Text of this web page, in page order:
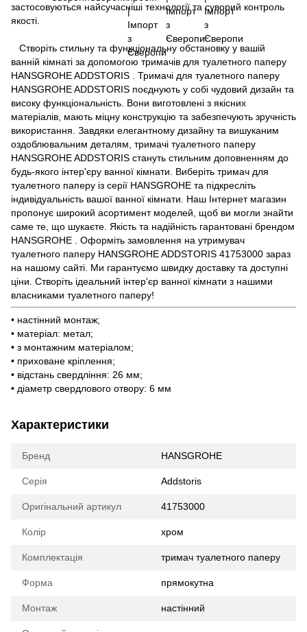
застосовуються найсучасніші технології та суворий контроль
якості.
Створіть стильну та функціональну обстановку у вашій
ванній кімнаті за допомогою тримачів для туалетного паперу
HANSGROHE ADDSTORIS . Тримачі для туалетного паперу
HANSGROHE ADDSTORIS поєднують у собі чудовий дизайн та
високу функціональність. Вони виготовлені з якісних
матеріалів, мають міцну конструкцію та забезпечують зручність
використання. Завдяки елегантному дизайну та вишуканим
оздоблювальним деталям, тримачі туалетного паперу
HANSGROHE ADDSTORIS стануть стильним доповненням до
будь-якого інтер'єру ванної кімнати. Виберіть тримач для
туалетного паперу із серії HANSGROHE та підкресліть
індивідуальність вашої ванної кімнати. Наш Інтернет магазин
пропонує широкий асортимент моделей, щоб ви могли знайти
саме те, що шукаєте. Якість та надійність гарантовані брендом
HANSGROHE . Оформіть замовлення на утримувач
туалетного паперу HANSGROHE ADDSTORIS 41753000 зараз
на нашому сайті. Ми гарантуємо швидку доставку та доступні
ціни. Створіть ідеальний інтер'єр ванної кімнати з нашими
власниками туалетного паперу!
• настінний монтаж;
• матеріал: метал;
• з монтажним матеріалом;
• приховане кріплення;
• відстань свердління: 26 мм;
• діаметр свердлового отвору: 6 мм
Характеристики
Бренд HANSGROHE
Серія Addstoris
Оригінальний артикул 41753000
Колір хром
Комплектація тримач туалетного паперу
Форма прямокутна
Монтаж настінний